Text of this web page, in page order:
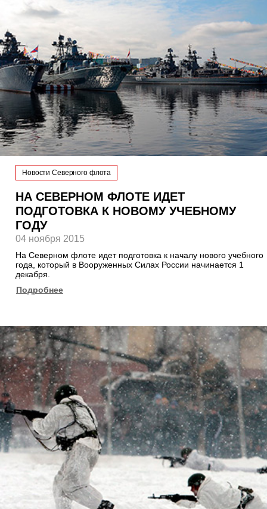
Новости Северного флота
НА СЕВЕРНОМ ФЛОТЕ ИДЕТ
ПОДГОТОВКА К НОВОМУ УЧЕБНОМУ
ГОДУ
04 ноября 2015
На Северном флоте идет подготовка к началу нового учебного
года, который в Вооруженных Силах России начинается 1
декабря.
Подробнее